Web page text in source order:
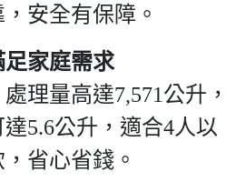
安全有保障。
家庭需求
理量高達7,571公升，
5.6公升，適合4人以
省心省錢。